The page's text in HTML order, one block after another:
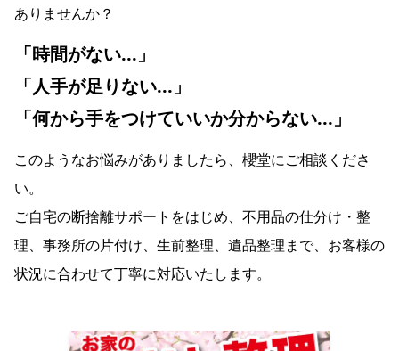
ありませんか？
「時間がない...」
「人手が足りない...」
「何から手をつけていいか分からない...」
このようなお悩みがありましたら、櫻堂にご相談くださ
い。
ご自宅の断捨離サポートをはじめ、不用品の仕分け・整
理、事務所の片付け、生前整理、遺品整理まで、お客様の
状況に合わせて丁寧に対応いたします。